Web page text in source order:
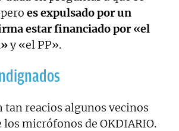
es expulsado por un
estar financiado por «el
y «el PP».
tan reacios algunos vecinos
los micrófonos de OKDIARIO.